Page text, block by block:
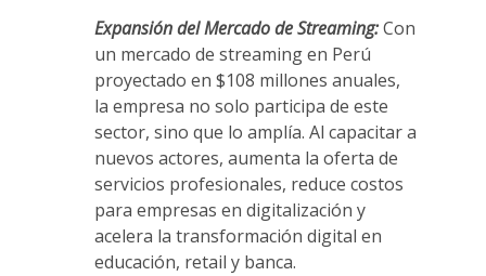
Expansión del Mercado de Streaming:Con
un mercado de streaming en Perú
proyectado en $108 millones anuales,
la empresa no solo participa de este
sector, sino que lo amplía. Al capacitar a
nuevos actores, aumenta la oferta de
servicios profesionales, reduce costos
para empresas en digitalización y
acelera la transformación digital en
educación, retail y banca.